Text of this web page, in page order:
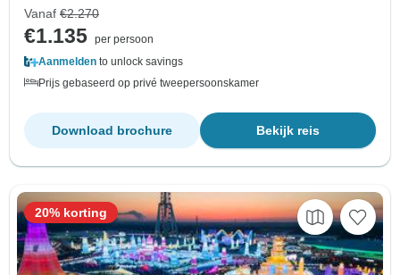
Vanaf €2.270
€1.135 per persoon
Aanmelden to unlock savings
Prijs gebaseerd op privé tweepersoonskamer
Bekijk reis
Download brochure
20% korting